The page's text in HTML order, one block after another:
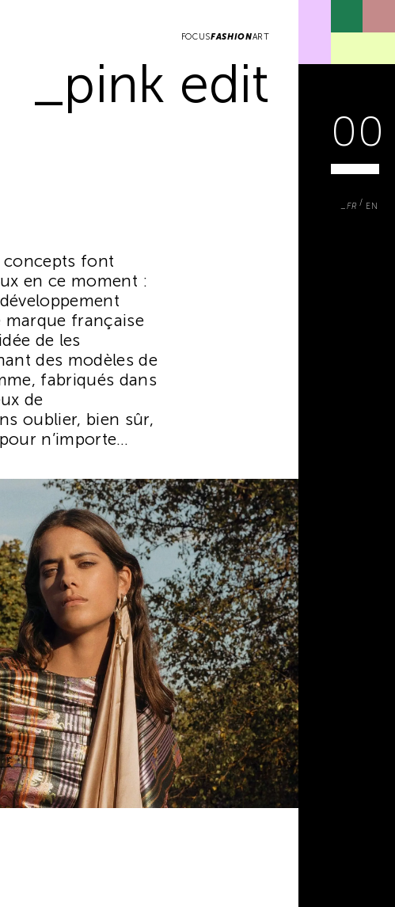
00
FR EN
FOCUSFASHIONART
_pink edit
concepts font
en ce moment :
marque française
de les
des modèles de
fabriqués dans
de
oublier, bien sûr,
n’importe